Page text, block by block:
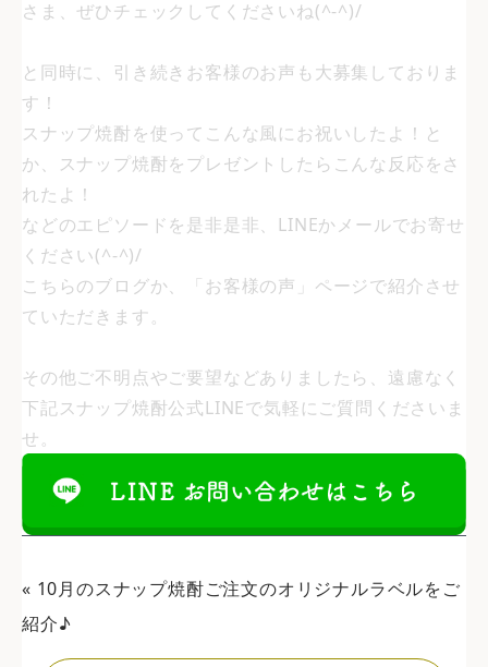
さま、ぜひチェックしてくださいね(^-^)/
と同時に、引き続きお客様のお声も大募集しておりま
す！
スナップ焼酎を使ってこんな風にお祝いしたよ！と
か、スナップ焼酎をプレゼントしたらこんな反応をさ
れたよ！
などのエピソードを是非是非、LINEかメールでお寄せ
ください(^-^)/
こちらのブログか、「お客様の声」ページで紹介させ
ていただきます。
その他ご不明点やご要望などありましたら、遠慮なく
下記スナップ焼酎公式LINEで気軽にご質問くださいま
せ。
« 10月のスナップ焼酎ご注文のオリジナルラベルをご
紹介♪